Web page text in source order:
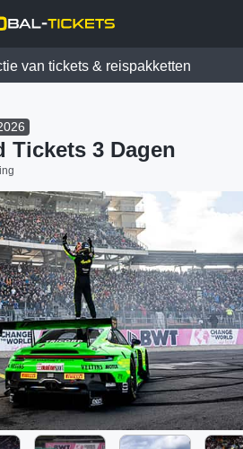
van tickets & reispakketten
Tickets 3 Dagen